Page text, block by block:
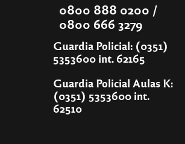
0800 888 0200 /
0800 666 3279
Guardia Policial: (0351)
5353600 int. 62165
Guardia Policial Aulas K:
(0351) 5353600 int.
62510